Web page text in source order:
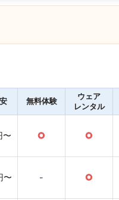
無料体験
ウェア
レンタル
〜 ○ ○
〜 - ○